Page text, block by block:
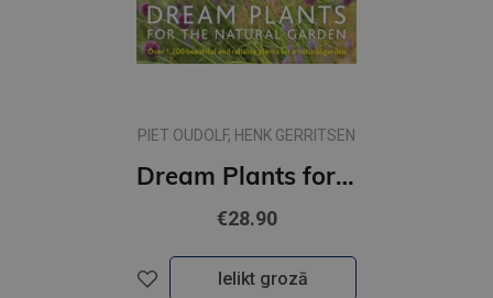
PIET OUDOLF, HENK GERRITSEN
Dream Plants for the Natural Garden
€28.90
Ielikt grozā